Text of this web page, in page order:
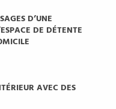
D’UNE
DE DÉTENTE
AVEC DES